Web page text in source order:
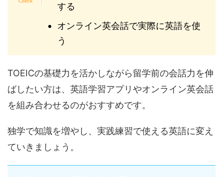
する
オンライン英会話で実際に英語を使
う
TOEICの基礎力を活かしながら留学前の会話力を伸
ばしたい方は、英語学習アプリやオンライン英会話
を組み合わせるのがおすすめです。
独学で知識を増やし、実践練習で使える英語に変え
ていきましょう。